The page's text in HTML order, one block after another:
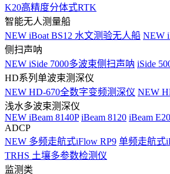
K20高精度分体式RTK
智能无人测量船
NEW iBoat BS12 水文测验无人船 NEW
侧扫声呐
NEW iSide 7000多波束侧扫声呐 iSide
HD系列单波束测深仪
NEW HD-670全数字变频测深仪 NEW
浅水多波束测深仪
NEW iBeam 8140P iBeam 8120 iBeam E20
ADCP
NEW 多频走航式iFlow RP9 单频走航式
TRHS 土壤多参数检测仪
监测类